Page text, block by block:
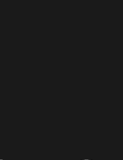
Grand